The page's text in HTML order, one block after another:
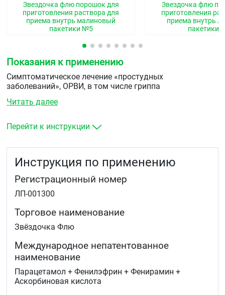
Звездочка флю порошок для
приготовления раствора для
приема внутрь малиновый
пакетики №5
Звездочка флю
приготовления
приема внутрь
пакетики
Показания к применению
Симптоматическое лечение «простудных
заболеваний», ОРВИ, в том числе гриппа
Читать далее
Перейти к инструкции
Инструкция по применению
Регистрационный номер
ЛП-001300
Торговое наименование
Звёздочка Флю
Международное непатентованное
наименование
Парацетамол + Фенилэфрин + Фенирамин +
Аскорбиновая кислота